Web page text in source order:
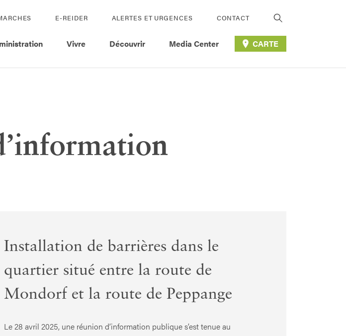
E-REIDER ALERTES ET URGENCES CONTACT
Vivre Découvrir Media Center CARTE
Installation de barrières dans le
quartier situé entre la route de
Mondorf et la route de Peppange
Le 28 avril 2025, une réunion d’information publique s’est tenue au